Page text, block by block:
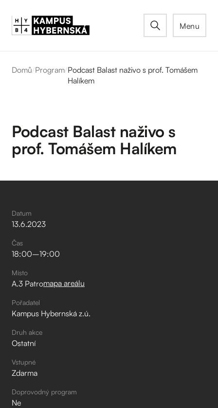
Menu
Domů/Program/Podcast Balast naživo s prof. Tomášem
Halíkem
Podcast Balast naživo s
prof. Tomášem Halíkem
Datum
13.6.2023
Čas
18:00–⁠19:00
Místo
A.3 Patromapa areálu
Pořadatel
Kampus Hybernská z.ú.
Druh akce
Ostatní
Vstupné
Zdarma
Doprovodný program
Ne